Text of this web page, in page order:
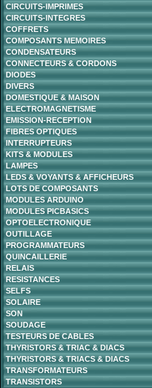
CIRCUITS-IMPRIMES
CIRCUITS-INTEGRES
COFFRETS
COMPOSANTS MEMOIRES
CONDENSATEURS
CONNECTEURS & CORDONS
DIODES
DIVERS
DOMESTIQUE & MAISON
ELECTROMAGNETISME
EMISSION-RECEPTION
FIBRES OPTIQUES
INTERRUPTEURS
KITS & MODULES
LAMPES
LEDS & VOYANTS & AFFICHEURS
LOTS DE COMPOSANTS
MODULES ARDUINO
MODULES PICBASICS
OPTOELECTRONIQUE
OUTILLAGE
PROGRAMMATEURS
QUINCAILLERIE
RELAIS
RESISTANCES
SELFS
SOLAIRE
SON
SOUDAGE
TESTEURS DE CABLES
THYRISTORS & TRIAC & DIACS
THYRISTORS & TRIACS & DIACS
TRANSFORMATEURS
TRANSISTORS